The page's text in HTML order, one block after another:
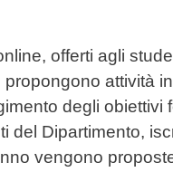
offerti agli
propongono attività
degli obiettivi
del Dipartimento,
vengono